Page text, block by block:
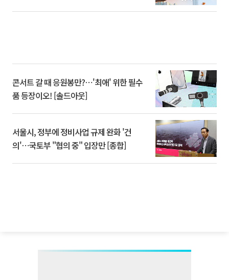
콘서트 갈 때 응원봉만?⋯'최애' 위한 필수
품 등장이오! [솔드아웃]
서울시, 정부에 정비사업 규제 완화 '건
의'⋯국토부 "협의 중" 입장만 [종합]